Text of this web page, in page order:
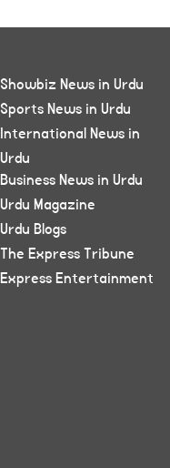
Showbiz News in Urdu
Sports News in Urdu
International News in
Urdu
Business News in Urdu
Urdu Magazine
Urdu Blogs
The Express Tribune
Express Entertainment